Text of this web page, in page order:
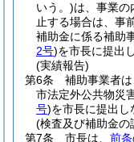
いう。)は、事業の
止する場合は、事
補助金に係る補助
2号)を市長に提出
(実績報告)
第6条
補助事業者
市法定外公共物災
号)を市長に提出し
(検査及び補助金の
第7条
市長は、 前条